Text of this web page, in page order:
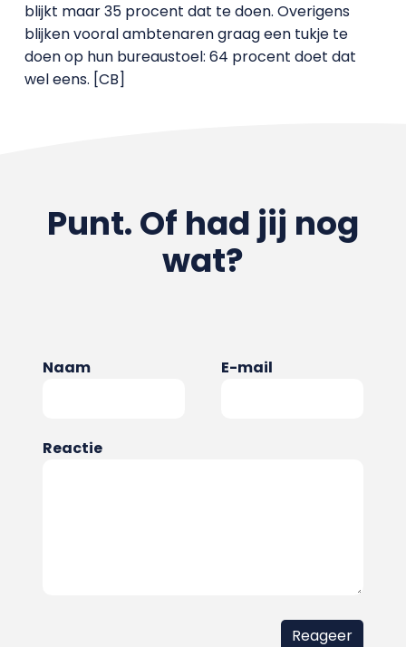
blijkt maar 35 procent dat te doen. Overigens
blijken vooral ambtenaren graag een tukje te
doen op hun bureaustoel: 64 procent doet dat
wel eens. [CB]
Punt. Of had jij nog
wat?
Naam E-mail
Reactie